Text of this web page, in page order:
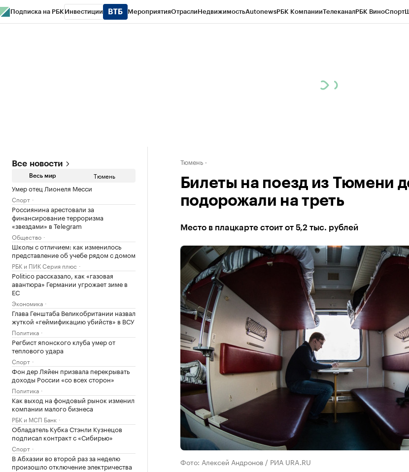
Подписка на РБК Инвестиции МероприятияОтраслиНедвижимостьAutonewsРБК КомпанииТелеканалРБК ВиноСпорт
Все новости
Весь мир Тюмень
Умер отец Лионеля Месси
Спорт
Россиянина арестовали за
финансирование терроризма
«звездами» в Telegram
Общество
Школы с отличием: как изменилось
представление об учебе рядом с домом
РБК и ПИК Серия плюс
Politico рассказало, как «газовая
авантюра» Германии угрожает зиме в
ЕС
Экономика
Глава Генштаба Великобритании назвал
жуткой «геймификацию убийств» в ВСУ
Политика
Регбист японского клуба умер от
теплового удара
Спорт
Фон дер Ляйен призвала перекрывать
доходы России «со всех сторон»
Политика
Как выход на фондовый рынок изменил
компании малого бизнеса
РБК и МСП Банк
Обладатель Кубка Стэнли Кузнецов
подписал контракт с «Сибирью»
Спорт
В Абхазии во второй раз за неделю
произошло отключение электричества
Тюмень
Билеты нa поезд из Тюмени
подорожaли нa треть
Место в плaцкaрте стоит от 5,2 тыс. рублей
Фото: Алексей Андронов / РИА URA.RU